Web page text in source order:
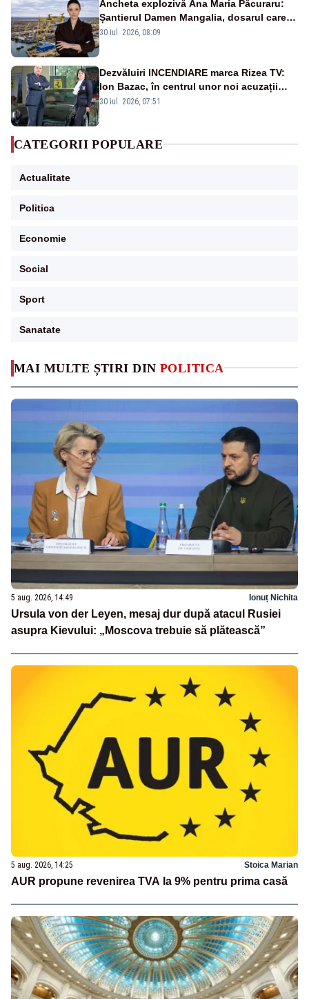
MAI MULTE ȘTIRI DIN POLITICA
5 aug. 2026, 14:49 Ionuț Nichita
Ursula von der Leyen, mesaj dur după atacul Rusiei
asupra Kievului: „Moscova trebuie să plătească”
5 aug. 2026, 14:25 Stoica Marian
AUR propune revenirea TVA la 9% pentru prima casă
Ancheta explozivă Ana Maria Păcuraru:
Șantierul Damen Mangalia, dosarul care
scufundă apărarea României
30 iul. 2026, 08:09
Dezvăluiri INCENDIARE marca Rizea TV:
Ion Bazac, în centrul unor noi acuzații
publice
30 iul. 2026, 07:51
CATEGORII POPULARE
Actualitate
Politica
Economie
Social
Sport
Sanatate